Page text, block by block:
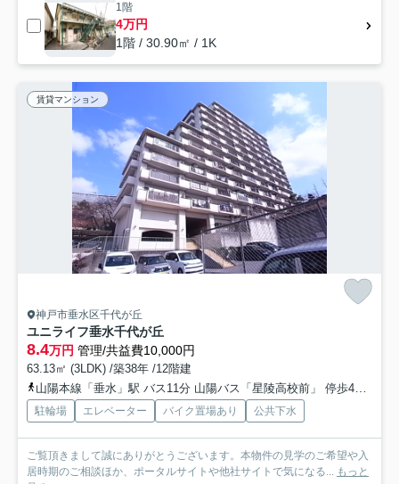
1階
4万円
1階 / 30.90㎡ / 1K
賃貸マンション
神戸市垂水区千代が丘
ユニライフ垂水千代が丘
8.4万円 管理/共益費10,000円
63.13㎡ (3LDK) /築38年 /12階建
山陽本線「垂水」駅 バス11分 山陽バス「星陵高校前」 停歩4分
駐輪場 エレベーター バイク置場あり 公共下水
ご覧頂きまして誠にありがとうございます。本物件の見学のご希望や入
居時期のご相談ほか、ポータルサイトや他社サイトで気になる... もっと